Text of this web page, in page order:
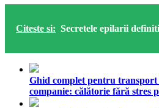
Citeste si: Secretele epilarii
Ghid complet pentru
companie: călătorie fără stres